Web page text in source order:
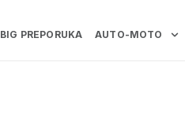
BIG PREPORUKA AUTO-MOTO